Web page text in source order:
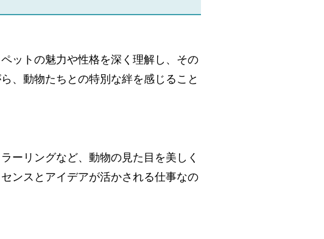
ットの魅力や性格を深く理解し、その
、動物たちとの特別な絆を感じること
ーリングなど、動物の見た目を美しく
ンスとアイデアが活かされる仕事なの